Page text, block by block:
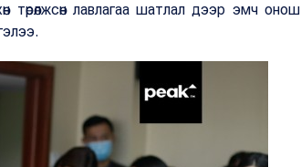
төрөлжсөн лавлагаа шатлал дээр эмч онош